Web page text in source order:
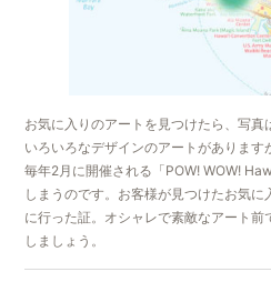
お気に入りのアートを見つけたら、写
いろいろなデザインのアートがあります
毎年2月に開催される「POW! WOW!
しまうのです。お客様が見つけたお気
に行った証。オシャレで素敵なアート
しましょう。